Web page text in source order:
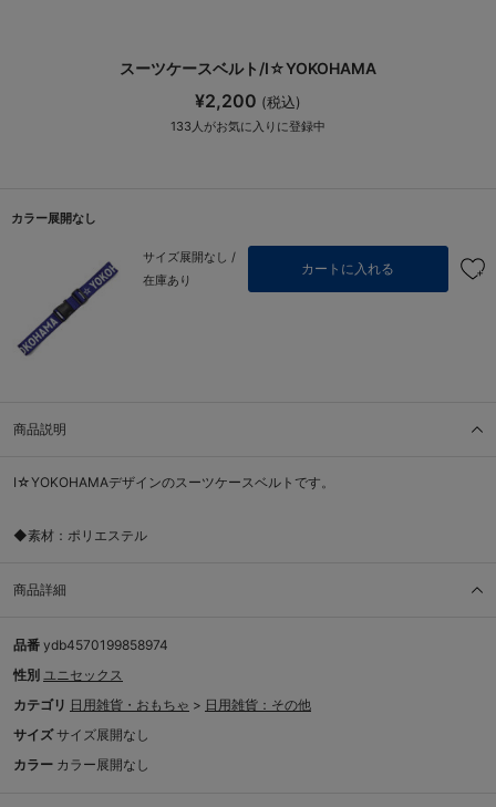
スーツケースベルト/I☆YOKOHAMA
¥2,200 (税込)
133 人がお気に入りに登録中
カラー展開なし
サイズ展開なし /
在庫あり
カートに入れる
商品説明
I☆YOKOHAMAデザインのスーツケースベルトです。
◆素材：ポリエステル
商品詳細
品番 ydb4570199858974
性別 ユニセックス
カテゴリ 日用雑貨・おもちゃ > 日用雑貨：その他
サイズ サイズ展開なし
カラー カラー展開なし